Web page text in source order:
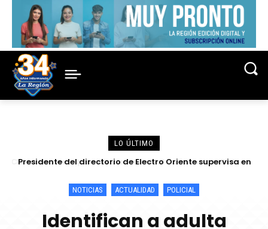
LO ÚLTIMO
Presidente del directorio de Electro Oriente supervisa en
servicio eléctrico
NOTICIAS ACTUALIDAD POLICIAL
Identifican a adulta